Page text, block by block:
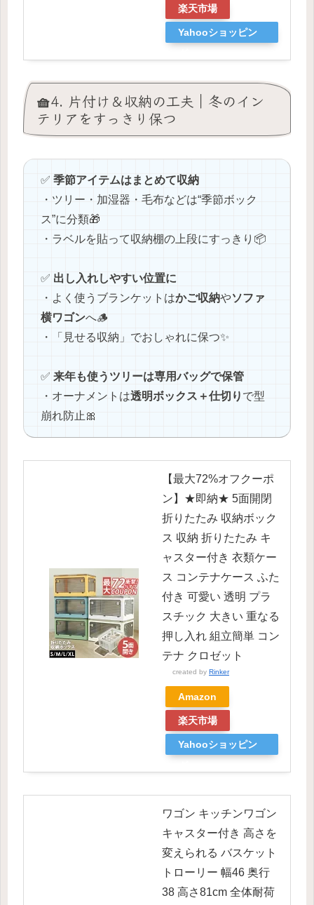
楽天市場
Yahooショッピン
🧺4. 片付け＆収納の工夫｜冬のイン
テリアをすっきり保つ
✅ 季節アイテムはまとめて収納
・ツリー・加湿器・毛布などは“季節ボック
ス”に分類🎁
・ラベルを貼って収納棚の上段にすっきり📦
✅ 出し入れしやすい位置に
・よく使うブランケットはかご収納やソファ
横ワゴンへ🪵
・「見せる収納」でおしゃれに保つ✨
✅ 来年も使うツリーは専用バッグで保管
・オーナメントは透明ボックス＋仕切り で型
崩れ防止🎀
【最大72%オフクーポ
ン】★即納★ 5面開閉
折りたたみ 収納ボック
ス 収納 折りたたみ キ
ャスター付き 衣類ケー
ス コンテナケース ふた
付き 可愛い 透明 プラ
スチック 大きい 重なる
押し入れ 組立簡単 コン
テナ クロゼット
created by Rinker
Amazon
楽天市場
Yahooショッピン
ワゴン キッチンワゴン
キャスター付き 高さを
変えられる バスケット
トローリー 幅46 奥行
38 高さ81cm 全体耐荷